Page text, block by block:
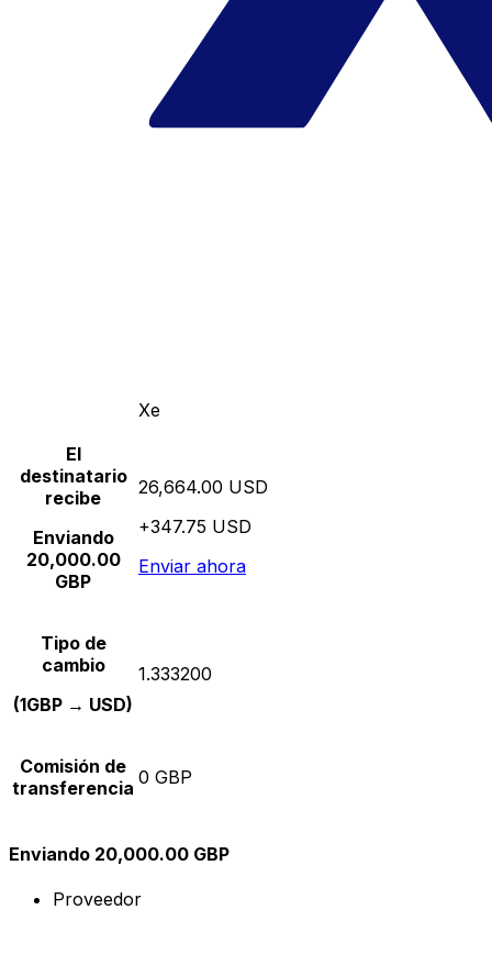
Xe
El
destinatario
recibe
Enviando
20,000.00
GBP
26,664.00 USD
+347.75 USD
Enviar ahora
Tipo de
cambio
(1GBP → USD)
1.333200
Comisión de
transferencia 0 GBP
Enviando 20,000.00 GBP
Proveedor